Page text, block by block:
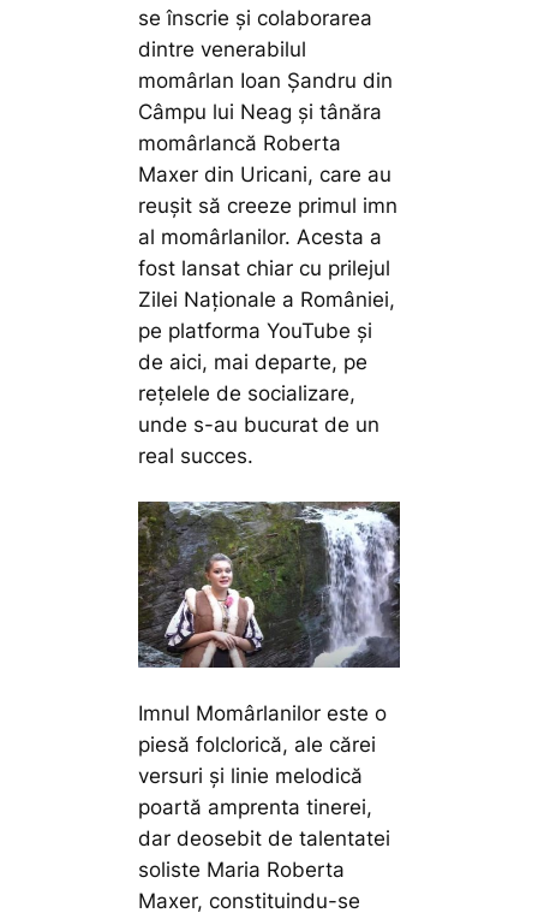
se înscrie și colaborarea
dintre venerabilul
momârlan Ioan Șandru din
Câmpu lui Neag și tânăra
momârlancă Roberta
Maxer din Uricani, care au
reușit să creeze primul imn
al momârlanilor. Acesta a
fost lansat chiar cu prilejul
Zilei Naționale a României,
pe platforma YouTube și
de aici, mai departe, pe
rețelele de socializare,
unde s-au bucurat de un
real succes.
Imnul Momârlanilor este o
piesă folclorică, ale cărei
versuri și linie melodică
poartă amprenta tinerei,
dar deosebit de talentatei
soliste Maria Roberta
Maxer, constituindu-se